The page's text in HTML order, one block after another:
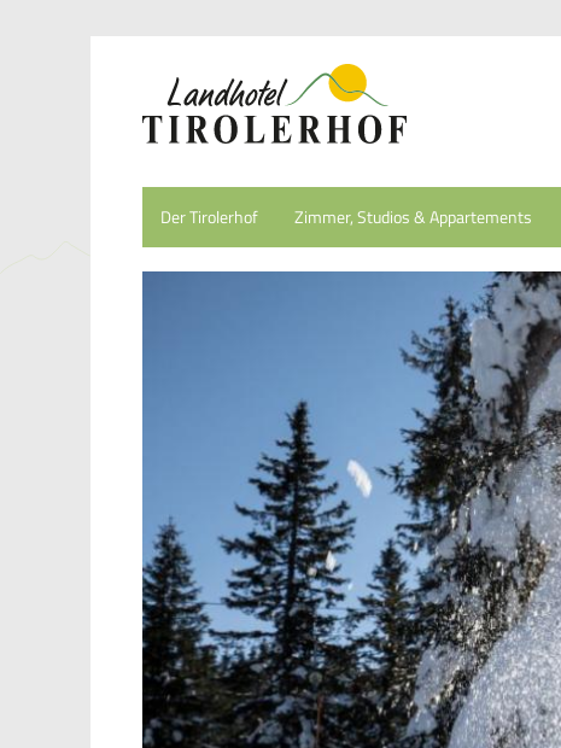
Der Tirolerhof Zimmer, Studios & Appartements